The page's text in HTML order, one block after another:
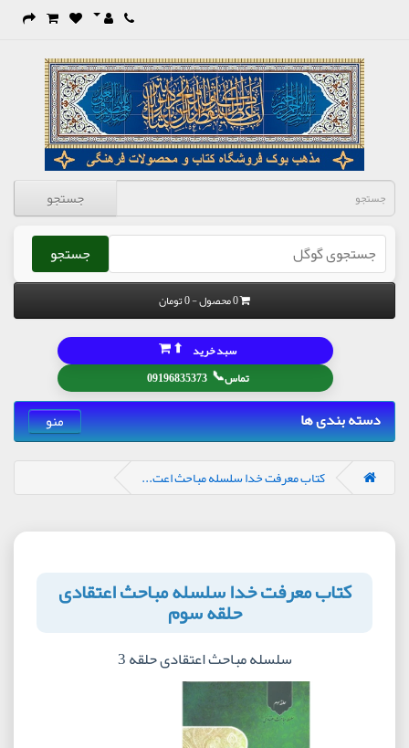
جستجو
جستجو
0 محصول - 0 تومان
تماس📞
09196835373
سبد خرید ⬆
دسته بندی ها منو
کتاب معرفت خدا سلسله مباحث اعت...
کتاب معرفت خدا سلسله مباحث اعتقادی
حلقه سوم
سلسله مباحث اعتقادی حلقه 3